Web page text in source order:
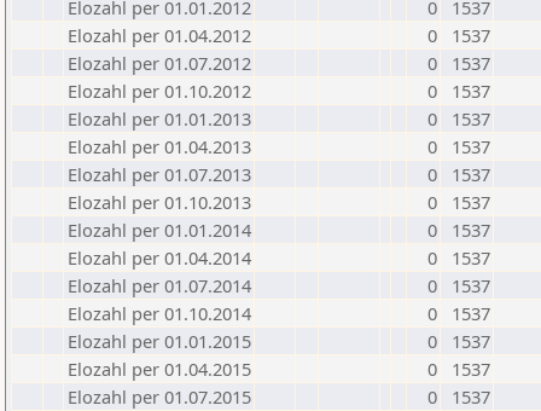
Elozahl per 01.01.2012
0
1537
Elozahl per 01.04.2012
0
1537
Elozahl per 01.07.2012
0
1537
Elozahl per 01.10.2012
0
1537
Elozahl per 01.01.2013
0
1537
Elozahl per 01.04.2013
0
1537
Elozahl per 01.07.2013
0
1537
Elozahl per 01.10.2013
0
1537
Elozahl per 01.01.2014
0
1537
Elozahl per 01.04.2014
0
1537
Elozahl per 01.07.2014
0
1537
Elozahl per 01.10.2014
0
1537
Elozahl per 01.01.2015
0
1537
Elozahl per 01.04.2015
0
1537
Elozahl per 01.07.2015
0
1537